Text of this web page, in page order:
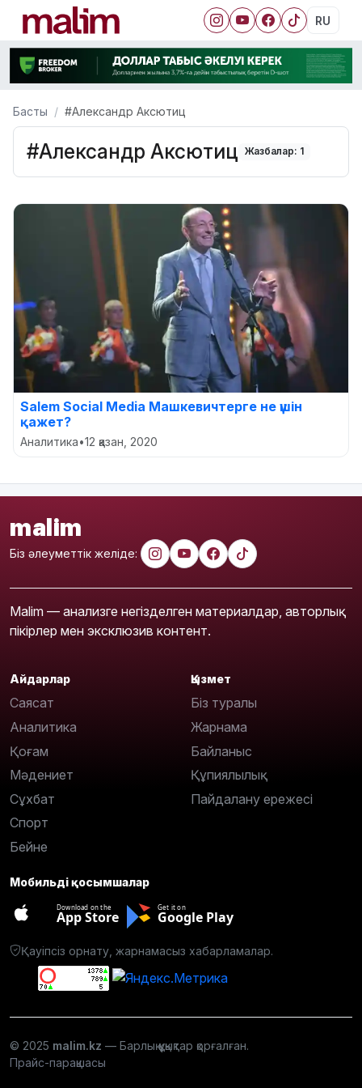
RU
Басты #Александр Аксютиц
#Александр Аксютиц Жазбалар: 1
Salem Social Media Машкевичтерге не үшін
қажет?
Аналитика•12 қазан, 2020
malim
Біз әлеуметтік желіде:
Malim — анализге негізделген материалдар, авторлық
пікірлер мен эксклюзив контент.
Айдарлар
Саясат
Аналитика
Қоғам
Мәдениет
Сұхбат
Спорт
Бейне
Қызмет
Біз туралы
Жарнама
Байланыс
Құпиялылық
Пайдалану ережесі
Мобильді қосымшалар
Download on the
App Store
Get it on
Google Play
Қауіпсіз орнату, жарнамасыз хабарламалар.
© 2025 malim.kz — Барлық құқықтар қорғалған.
Прайс-парақшасы